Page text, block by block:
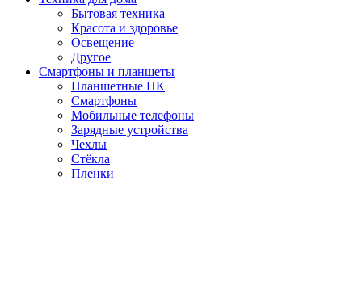
Бытовая техника
Красота и здоровье
Освещение
Другое
Смартфоны и планшеты
Планшетные ПК
Смартфоны
Мобильные телефоны
Зарядные устройства
Чехлы
Стёкла
Пленки